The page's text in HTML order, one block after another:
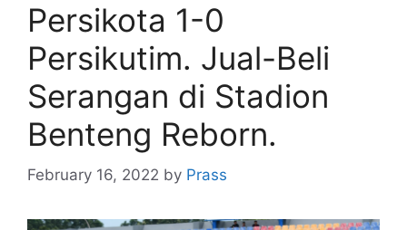
Persikota 1-0
Persikutim. Jual-Beli
Serangan di Stadion
Benteng Reborn.
February 16, 2022 by Prass